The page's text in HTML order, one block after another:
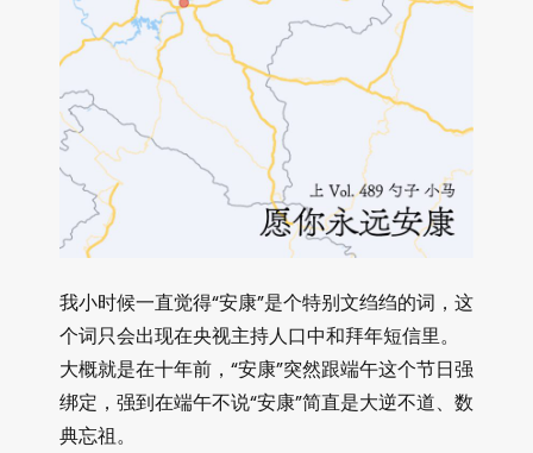
我小时候一直觉得“安康”是个特别文绉绉的词，这
个词只会出现在央视主持人口中和拜年短信里。
大概就是在十年前，“安康”突然跟端午这个节日强
绑定，强到在端午不说“安康”简直是大逆不道、数
典忘祖。